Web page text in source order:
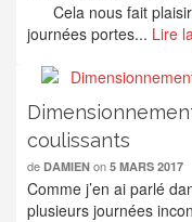
Cela nous fait plaisir
journées portes... Lire
coulissants
de DAMIEN on 5 MARS 2017
Comme j’en ai parlé
plusieurs journées